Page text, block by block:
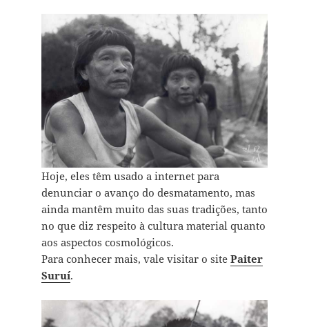
Hoje, eles têm usado a internet para
denunciar o avanço do desmatamento, mas
ainda mantêm muito das suas tradições, tanto
no que diz respeito à cultura material quanto
aos aspectos cosmológicos.
Para conhecer mais, vale visitar o site Paiter
Suruí.